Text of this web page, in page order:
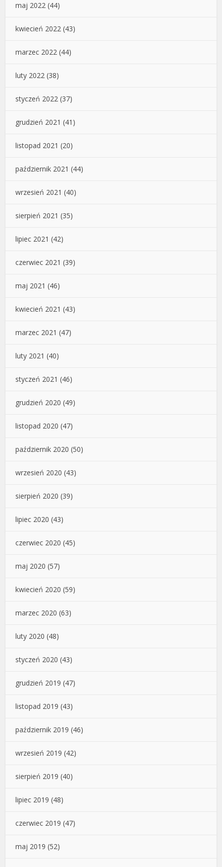
maj 2022 (44)
kwiecień 2022 (43)
marzec 2022 (44)
luty 2022 (38)
styczeń 2022 (37)
grudzień 2021 (41)
listopad 2021 (20)
październik 2021 (44)
wrzesień 2021 (40)
sierpień 2021 (35)
lipiec 2021 (42)
czerwiec 2021 (39)
maj 2021 (46)
kwiecień 2021 (43)
marzec 2021 (47)
luty 2021 (40)
styczeń 2021 (46)
grudzień 2020 (49)
listopad 2020 (47)
październik 2020 (50)
wrzesień 2020 (43)
sierpień 2020 (39)
lipiec 2020 (43)
czerwiec 2020 (45)
maj 2020 (57)
kwiecień 2020 (59)
marzec 2020 (63)
luty 2020 (48)
styczeń 2020 (43)
grudzień 2019 (47)
listopad 2019 (43)
październik 2019 (46)
wrzesień 2019 (42)
sierpień 2019 (40)
lipiec 2019 (48)
czerwiec 2019 (47)
maj 2019 (52)